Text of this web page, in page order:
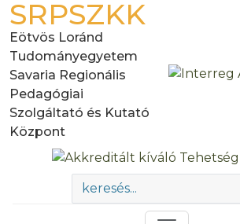
SRPSZKK
Eötvös Loránd
Tudományegyetem
Savaria Regionális
Pedagógiai
Szolgáltató és Kutató
Központ